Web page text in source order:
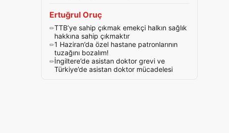
Ertuğrul Oruç
TTB’ye sahip çıkmak emekçi halkın sağlık
hakkına sahip çıkmaktır
1 Haziran’da özel hastane patronlarının
tuzağını bozalım!
İngiltere’de asistan doktor grevi ve
Türkiye’de asistan doktor mücadelesi